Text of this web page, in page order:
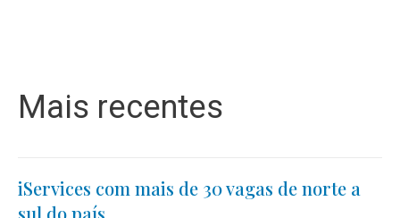
Mais recentes
iServices com mais de 30 vagas de norte a
sul do país